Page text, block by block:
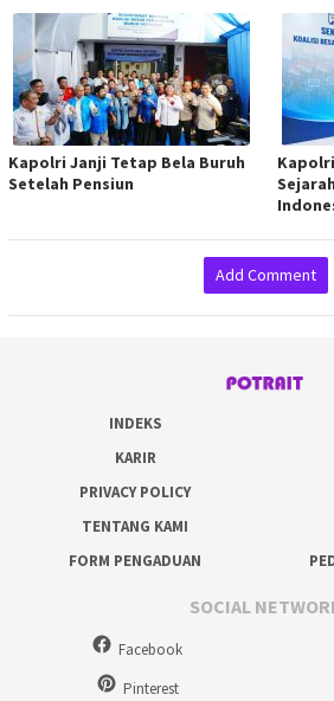
Kapolri Janji Tetap Bela Buruh
Setelah Pensiun
Add Comment
INDEKS
KARIR
PRIVACY POLICY
TENTANG KAMI
FORM PENGADUAN
SOCIAL
Facebook
Pinterest